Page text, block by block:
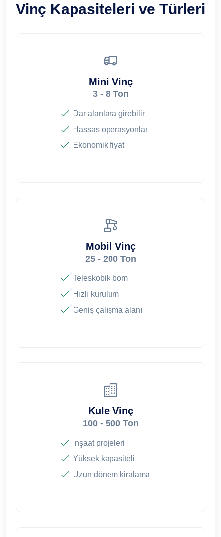
Vinç Kapasiteleri ve Türleri
Mini Vinç
3 - 8 Ton
Dar alanlara girebilir
Hassas operasyonlar
Ekonomik fiyat
Mobil Vinç
25 - 200 Ton
Teleskobik bom
Hızlı kurulum
Geniş çalışma alanı
Kule Vinç
100 - 500 Ton
İnşaat projeleri
Yüksek kapasiteli
Uzun dönem kiralama